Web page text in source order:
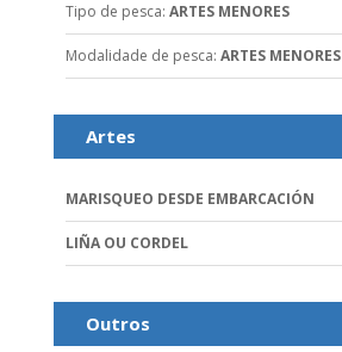
Tipo de pesca: ARTES MENORES
Modalidade de pesca: ARTES MENORES
Artes
MARISQUEO DESDE EMBARCACIÓN
LIÑA OU CORDEL
Outros